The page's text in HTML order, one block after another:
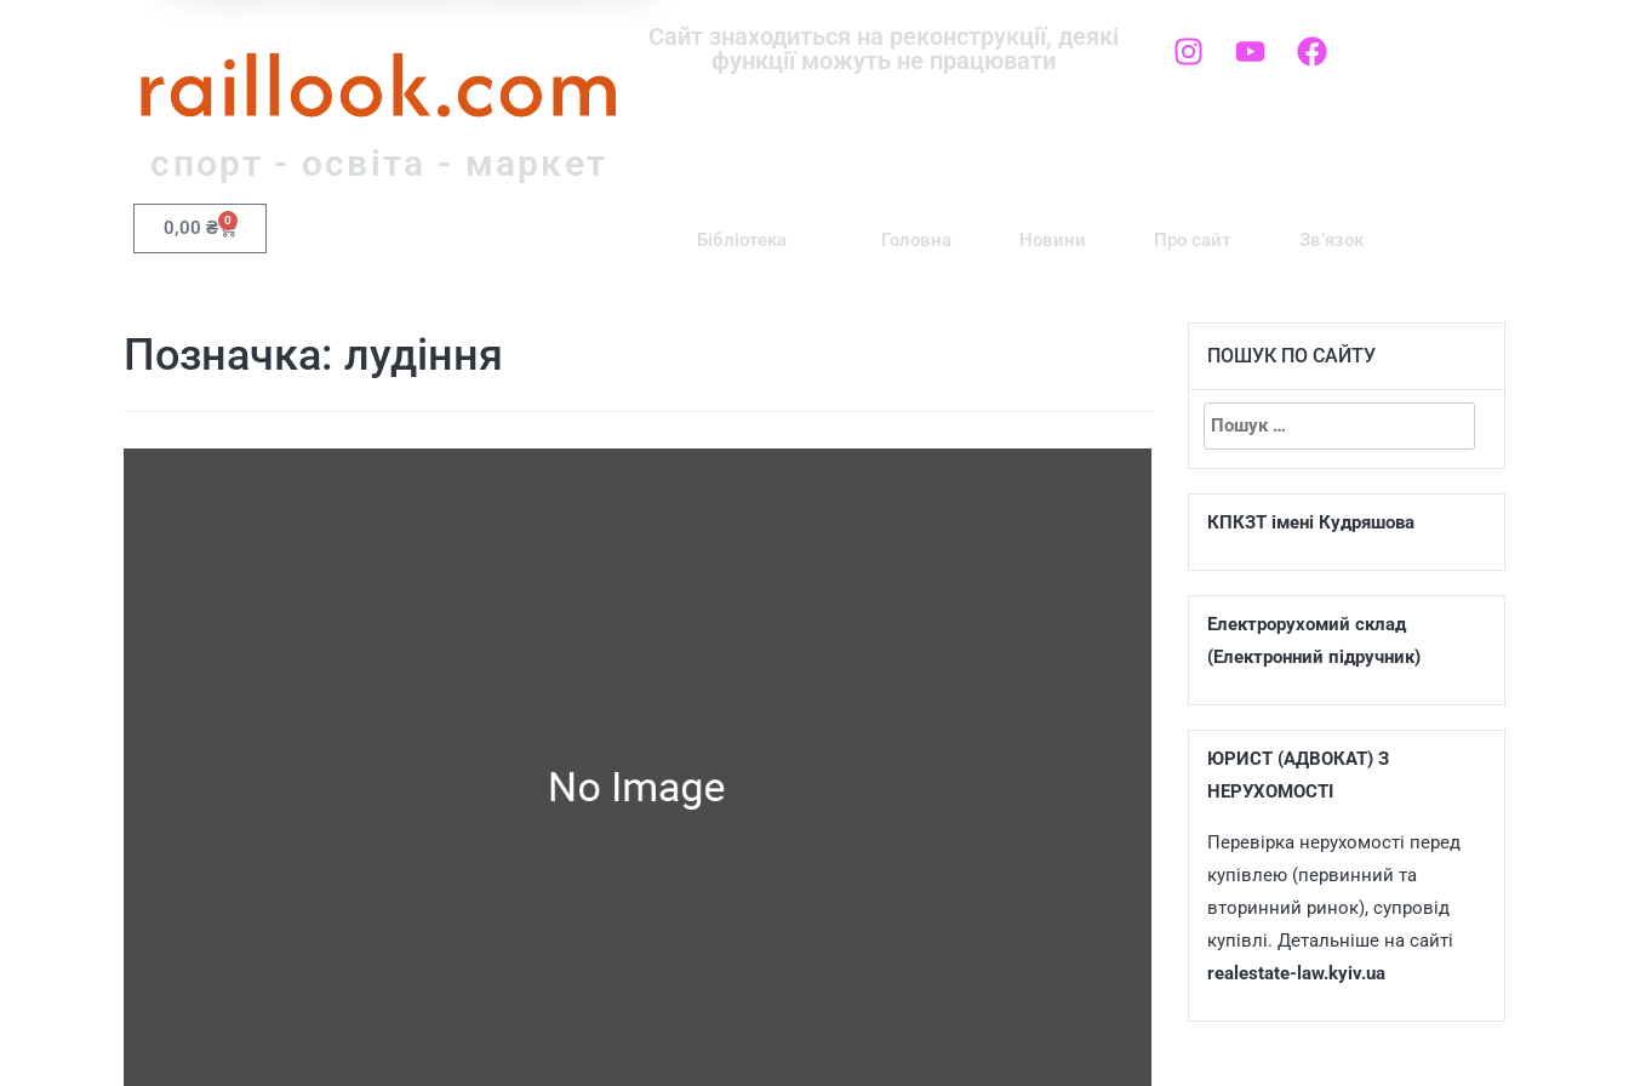
raillook.com
спорт - освіта - маркет
Сайт знаходиться на реконструкції, деякі
функції можуть не працювати
0,00 ₴ 0
Бібліотека Головна Новини Про сайт Зв’язок
Позначка: лудіння ПОШУК ПО САЙТУ
КПКЗТ імені Кудряшова
Електрорухомий склад
(Електронний підручник)
ЮРИСТ (АДВОКАТ) З
НЕРУХОМОСТІ
Перевірка нерухомості перед
купівлею (первинний та
вторинний ринок), супровід
купівлі. Детальніше на сайті
realestate-law.kyiv.ua